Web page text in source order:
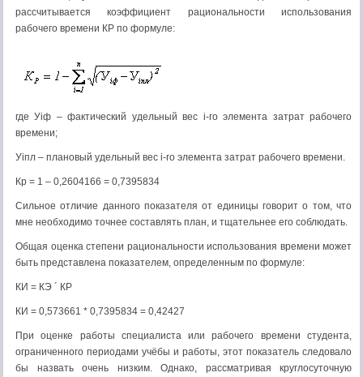
рассчитывается коэффициент рациональности использования
рабочего времени КР по формуле:
где Уiф – фактический удельный вес i-го элемента затрат рабочего
времени;
Уiпл – плановый удельный вес i-го элемента затрат рабочего времени.
Кр = 1 – 0,2604166 = 0,7395834
Сильное отличие данного показателя от единицы говорит о том, что
мне необходимо точнее составлять план, и тщательнее его соблюдать.
Общая оценка степени рациональности использования времени может
быть представлена показателем, определенным по формуле:
КИ = КЭ ´ КР
КИ = 0,573661 * 0,7395834 = 0,42427
При оценке работы специалиста или рабочего времени студента,
ограниченного периодами учёбы и работы, этот показатель следовало
бы назвать очень низким. Однако, рассматривая круглосуточную